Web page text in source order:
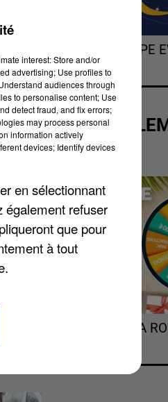
a
au
L'HOROSCOPE
GAGNER
TOURNEZ LA
interest: Store and/or
advertising; Use profiles to
audiences through
to personalise content; Use
detect fraud, and fix errors;
may process personal
information actively
devices; Identify devices
en sélectionnant
également refuser
que pour
à tout